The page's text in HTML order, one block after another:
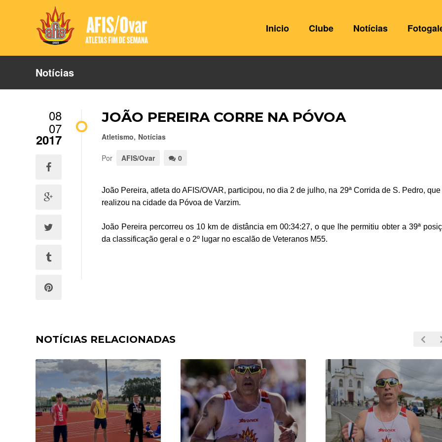
Inicio Clube Notícias
Notícias
08
07
2017
JOÃO PEREIRA CORRE NA PÓVOA
Atletismo, Notícias
Por AFIS/Ovar 0
João Pereira, atleta do AFIS/OVAR, participou, no dia 2 de julho, na 29ª Corrida de S. Pedro, que
realizou na cidade da Póvoa de Varzim.
João Pereira percorreu os 10 km de distância em 00:34:27, o que lhe permitiu obter a 39ª
da classificação geral e o 2º lugar no escalão de Veteranos M55.
NOTÍCIAS RELACIONADAS